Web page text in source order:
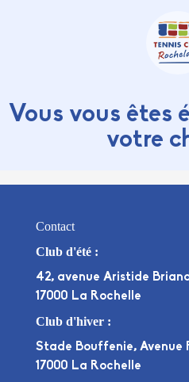
Vous vous êtes
votre
Contact
Club d'été :
42, avenue Aristide Briand
17000 La Rochelle
Club d'hiver :
Stade Bouffenie, Avenue
17000 La Rochelle